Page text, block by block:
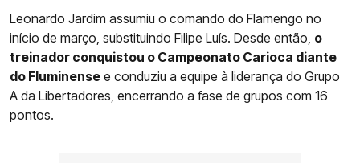
Leonardo Jardim assumiu o comando do Flamengo no
início de março, substituindo Filipe Luís. Desde então, o
treinador conquistou o Campeonato Carioca diante
do Fluminense e conduziu a equipe à liderança do Grupo
A da Libertadores, encerrando a fase de grupos com 16
pontos.